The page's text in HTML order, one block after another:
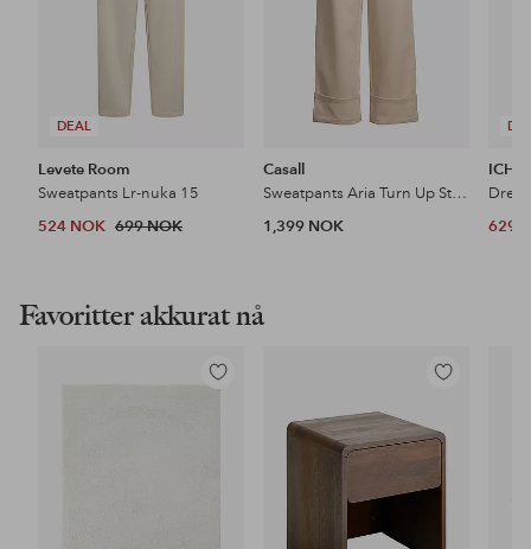
DEAL
Levete Room
Sweatpants Lr-nuka 15
524 NOK 699 NOK
Casall
Sweatpants Aria Turn Up Straight Jogger
1,399 NOK
ICHI
629
Favoritter akkurat nå
Legg
Legg
favoritter